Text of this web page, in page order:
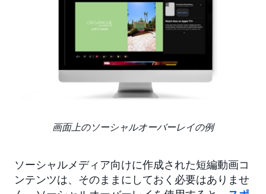
画面上のソーシャルオーバーレイの例
ソーシャルメディア向けに作成された短編動画コ
ンテンツは、そのままにしておく必要はありませ